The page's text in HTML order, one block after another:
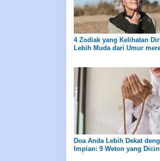
4 Zodiak yang Kelihatan
Lebih Muda dari Umur
Doa Anda Lebih Dekat
Impian: 9 Weton yang